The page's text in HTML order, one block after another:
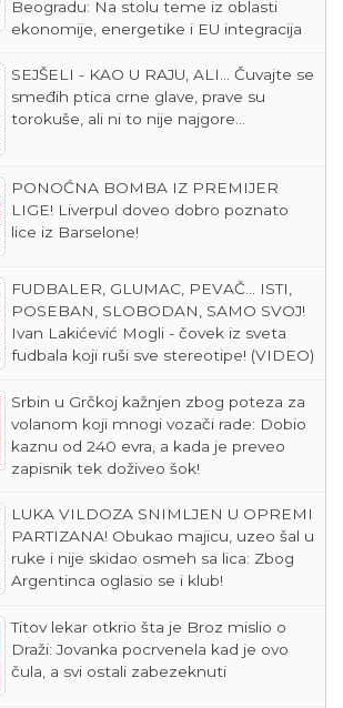
Beogradu: Na stolu teme iz oblasti
ekonomije, energetike i EU integracija
SEJŠELI - KAO U RAJU, ALI... Čuvajte se
smeđih ptica crne glave, prave su
torokuše, ali ni to nije najgore...
PONOĆNA BOMBA IZ PREMIJER
LIGE! Liverpul doveo dobro poznato
lice iz Barselone!
FUDBALER, GLUMAC, PEVAČ... ISTI,
POSEBAN, SLOBODAN, SAMO SVOJ!
Ivan Lakićević Mogli - čovek iz sveta
fudbala koji ruši sve stereotipe! (VIDEO)
Srbin u Grčkoj kažnjen zbog poteza za
volanom koji mnogi vozači rade: Dobio
kaznu od 240 evra, a kada je preveo
zapisnik tek doživeo šok!
LUKA VILDOZA SNIMLJEN U OPREMI
PARTIZANA! Obukao majicu, uzeo šal u
ruke i nije skidao osmeh sa lica: Zbog
Argentinca oglasio se i klub!
Titov lekar otkrio šta je Broz mislio o
Draži: Jovanka pocrvenela kad je ovo
čula, a svi ostali zabezeknuti